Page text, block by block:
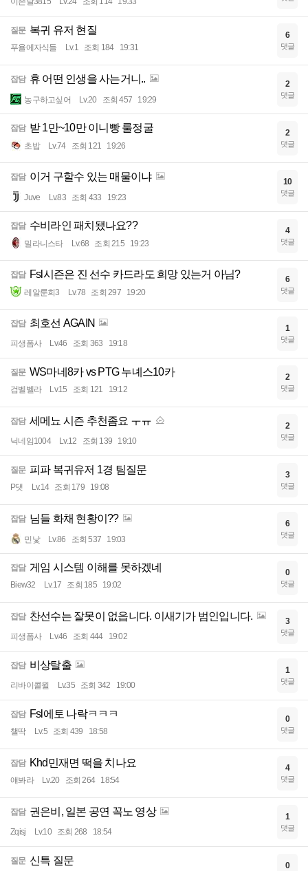
질문 복귀 유저 현질
푸욜에자식들 Lv.1 조회 184 19:31
6
댓글
잡담 휴 어떤 인생을 사는거니..
농구하고싶어 Lv.20 조회 457 19:29
2
댓글
잡담 받 1만~10만 이니빵 룰정굴
초밥 Lv.74 조회 121 19:26
2
댓글
잡담 이거 구할수 있는 매물이냐
Juve Lv.83 조회 433 19:23
10
댓글
잡담 수비라인 패치됐나요??
밀라니스타 Lv.68 조회 215 19:23
4
댓글
잡담 Fsl시즌은 진 선수 카드라도 희망 있는거 아님?
레알룬희3 Lv.78 조회 297 19:20
6
댓글
잡담 최호선 AGAIN
피생폼사 Lv.46 조회 363 19:18
1
댓글
질문 WS마네8카 vs PTG 누녜스10카
검벨벨라 Lv.15 조회 121 19:12
2
댓글
잡담 세메뇨 시즌 추천좀요 ㅜㅠ
닉네임1004 Lv.12 조회 139 19:10
2
댓글
질문 피파 복귀유저 1경 팀질문
P댓 Lv.14 조회 179 19:08
3
댓글
잡담 님들 화채 현황이??
민낯 Lv.86 조회 537 19:03
6
댓글
잡담 게임 시스템 이해를 못하겠네
Biew32 Lv.17 조회 185 19:02
0
댓글
잡담 찬선수는 잘못이 없읍니다. 이새기가 범인입니다.
피생폼사 Lv.46 조회 444 19:02
3
댓글
잡담 비상탈출
리바이콜윌 Lv.35 조회 342 19:00
1
댓글
잡담 Fsl에토 나락ㅋㅋㅋ
챌딱 Lv.5 조회 439 18:58
0
댓글
잡담 Khd민재면 떡을 치나요
얘봐라 Lv.20 조회 264 18:54
4
댓글
잡담 권은비, 일본 공연 꼭노 영상
Zqisj Lv.10 조회 268 18:54
1
댓글
질문 신특 질문 0